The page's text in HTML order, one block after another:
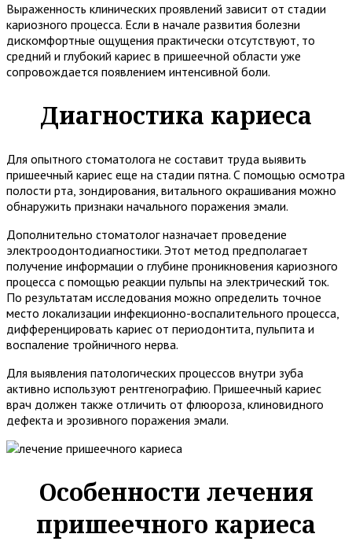
Выраженность клинических проявлений зависит от стадии
кариозного процесса. Если в начале развития болезни
дискомфортные ощущения практически отсутствуют, то
средний и глубокий кариес в пришеечной области уже
сопровождается появлением интенсивной боли.
Диагностика кариеса
Для опытного стоматолога не составит труда выявить
пришеечный кариес еще на стадии пятна. С помощью осмотра
полости рта, зондирования, витального окрашивания можно
обнаружить признаки начального поражения эмали.
Дополнительно стоматолог назначает проведение
электроодонтодиагностики. Этот метод предполагает
получение информации о глубине проникновения кариозного
процесса с помощью реакции пульпы на электрический ток.
По результатам исследования можно определить точное
место локализации инфекционно-воспалительного процесса,
дифференцировать кариес от периодонтита, пульпита и
воспаление тройничного нерва.
Для выявления патологических процессов внутри зуба
активно используют рентгенографию. Пришеечный кариес
врач должен также отличить от флюороза, клиновидного
дефекта и эрозивного поражения эмали.
Особенности лечения
пришеечного кариеса